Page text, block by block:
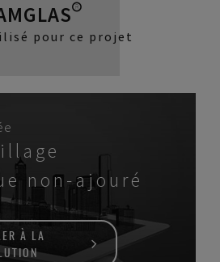
pour ce projet
non-ajouré
À LA